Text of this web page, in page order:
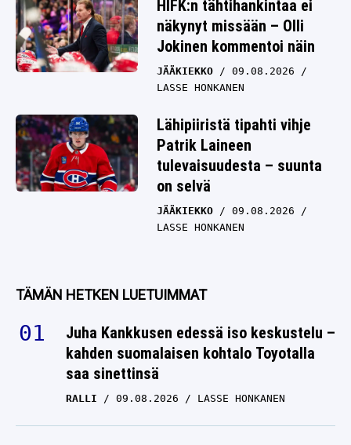
HIFK:n tähtihankintaa ei
näkynyt missään – Olli
Jokinen kommentoi näin
JÄÄKIEKKO
09.08.2026
LASSE HONKANEN
Lähipiiristä tipahti vihje
Patrik Laineen
tulevaisuudesta – suunta
on selvä
JÄÄKIEKKO
09.08.2026
LASSE HONKANEN
TÄMÄN HETKEN LUETUIMMAT
Juha Kankkusen edessä iso keskustelu –
kahden suomalaisen kohtalo Toyotalla
saa sinettinsä
RALLI 09.08.2026 LASSE HONKANEN